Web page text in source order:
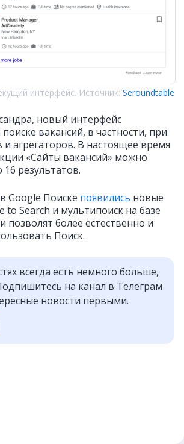
интерфейс. Источник: Seroundtable
новый интерфейс
поиске вакансий, в частности, при
агрегаторов. В настоящее время
«Сайты вакансий» можно
результатов.
Google Поиске появились новые
Search и мультипоиск на базе
более естественно и
Поиск.
всегда есть немного больше,
на канал в Телеграм
новости первыми.